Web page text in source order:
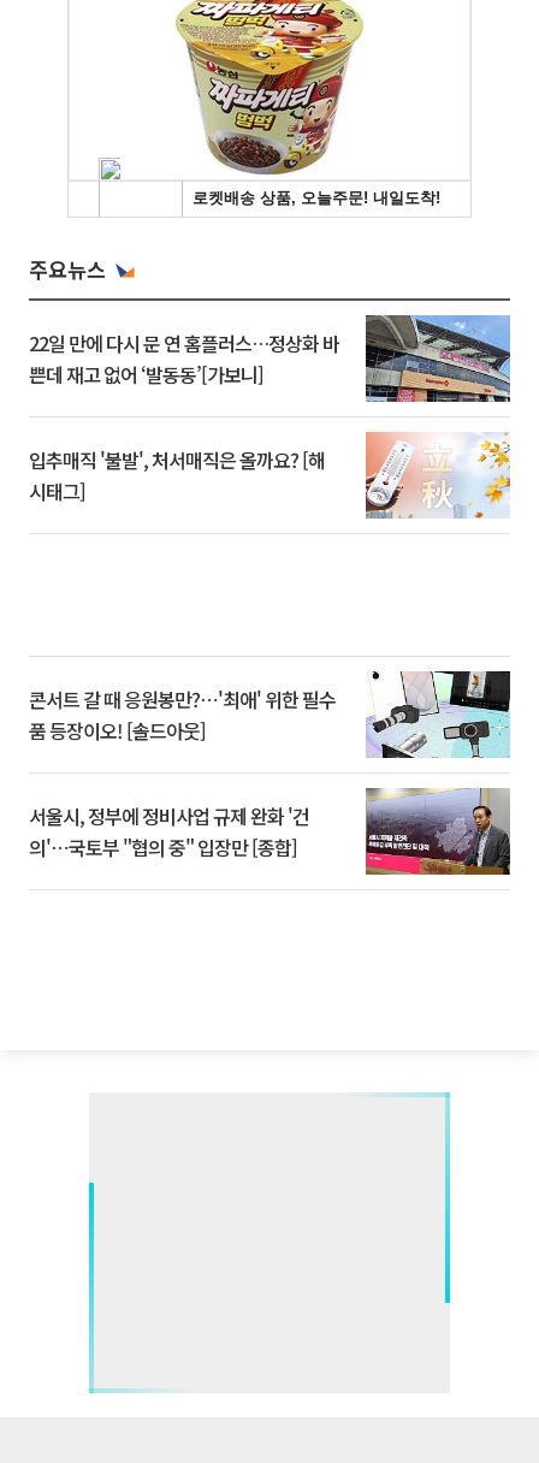
주요뉴스
22일 만에 다시 문 연 홈플러스…정상화 바
쁜데 재고 없어 ‘발동동’[가보니]
입추매직 '불발', 처서매직은 올까요? [해
시태그]
콘서트 갈 때 응원봉만?⋯'최애' 위한 필수
품 등장이오! [솔드아웃]
서울시, 정부에 정비사업 규제 완화 '건
의'⋯국토부 "협의 중" 입장만 [종합]